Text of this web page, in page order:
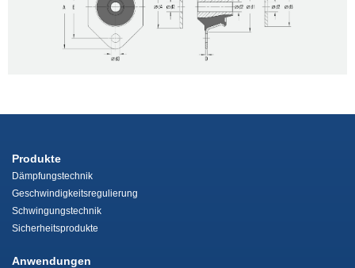
Produkte
Dämpfungstechnik
Geschwindigkeitsregulierung
Schwingungstechnik
Sicherheitsprodukte
Anwendungen